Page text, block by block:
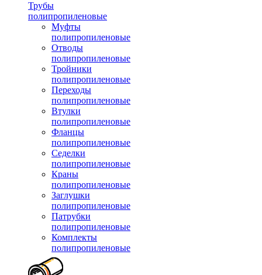
Трубы
полипропиленовые
Муфты
полипропиленовые
Отводы
полипропиленовые
Тройники
полипропиленовые
Переходы
полипропиленовые
Втулки
полипропиленовые
Фланцы
полипропиленовые
Седелки
полипропиленовые
Краны
полипропиленовые
Заглушки
полипропиленовые
Патрубки
полипропиленовые
Комплекты
полипропиленовые